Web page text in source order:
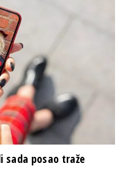
sada posao traže